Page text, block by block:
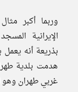
وربما أكبر
الإيرانية
هدمت بلدية
غربي طهران وهو